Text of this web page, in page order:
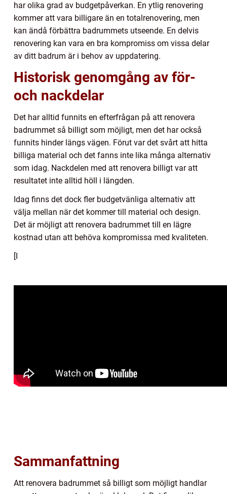
har olika grad av budgetpåverkan. En ytlig renovering
kommer att vara billigare än en totalrenovering, men
kan ändå förbättra badrummets utseende. En delvis
renovering kan vara en bra kompromiss om vissa delar
av ditt badrum är i behov av uppdatering.
Historisk genomgång av för-
och nackdelar
Det har alltid funnits en efterfrågan på att renovera
badrummet så billigt som möjligt, men det har också
funnits hinder längs vägen. Förut var det svårt att hitta
billiga material och det fanns inte lika många alternativ
som idag. Nackdelen med att renovera billigt var att
resultatet inte alltid höll i längden.
Idag finns det dock fler budgetvänliga alternativ att
välja mellan när det kommer till material och design.
Det är möjligt att renovera badrummet till en lägre
kostnad utan att behöva kompromissa med kvaliteten.
[I
Sammanfattning
Att renovera badrummet så billigt som möjligt handlar